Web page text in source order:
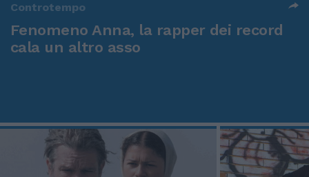
Controtempo
Fenomeno Anna, la rapper dei record
cala un altro asso